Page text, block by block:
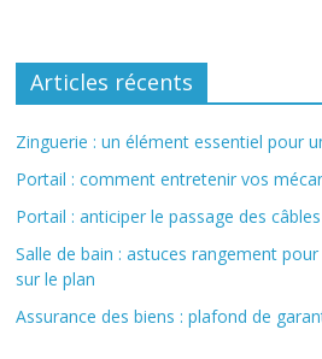
Articles récents
Zinguerie : un élément essentiel pour
Portail : comment entretenir vos
Portail : anticiper le passage des
Salle de bain : astuces rangement
sur le plan
Assurance des biens : plafond de